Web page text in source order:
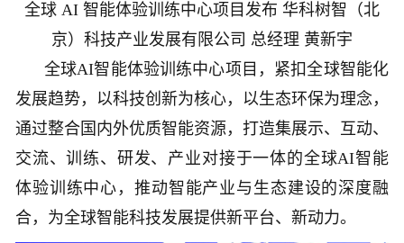
全球 AI 智能体验训练中心项目发布 华科树智（北
京）科技产业发展有限公司 总经理 黄新宇
全球AI智能体验训练中心项目，紧扣全球智能化
发展趋势，以科技创新为核心，以生态环保为理念，
通过整合国内外优质智能资源，打造集展示、互动、
交流、训练、研发、产业对接于一体的全球AI智能
体验训练中心，推动智能产业与生态建设的深度融
合，为全球智能科技发展提供新平台、新动力。